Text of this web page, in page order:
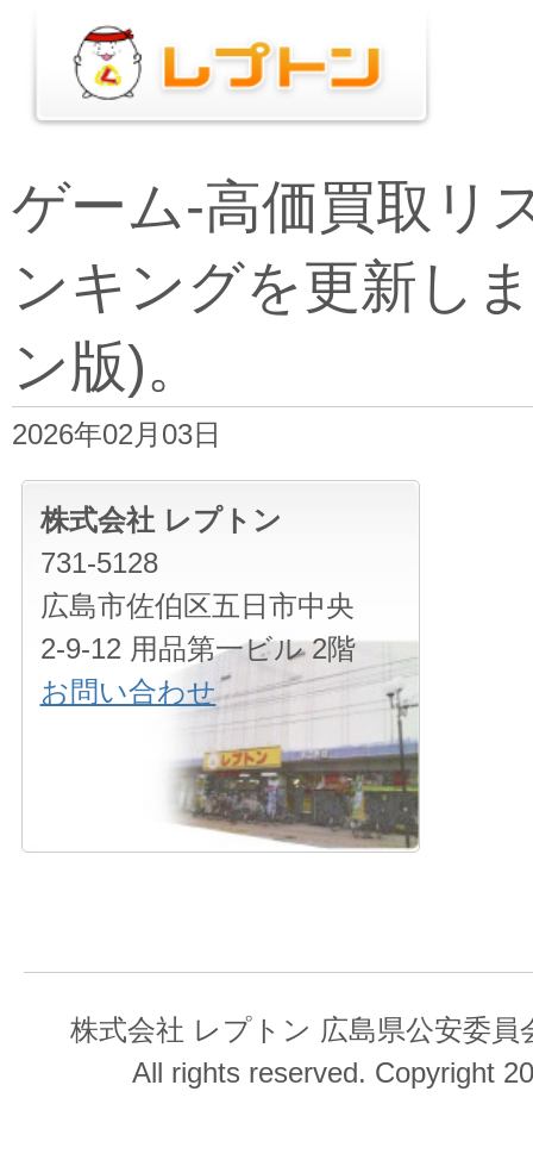
株式会社 レプトン
731-5128
広島市佐伯区五日市中央
2-9-12 用品第一ビル 2階
お問い合わせ
ゲーム-高価買取リ
ンキングを更新し
ン版)。
2026年02月03日
株式会社 レプトン 広島県公安委員
All rights reserved. Copyright